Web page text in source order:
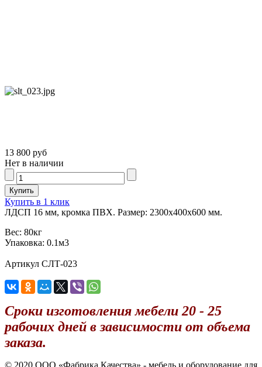
13 800 руб
Нет в наличии
Купить в 1 клик
ЛДСП 16 мм, кромка ПВХ. Размер: 2300х400х600 мм.
Вес: 80кг
Упаковка: 0.1м3
Артикул СЛТ-023
Сроки изготовления мебели 20 - 25
рабочих дней в зависимости от объема
заказа.
© 2020 OOO «Фабрика Качества» - мебель и оборудование для